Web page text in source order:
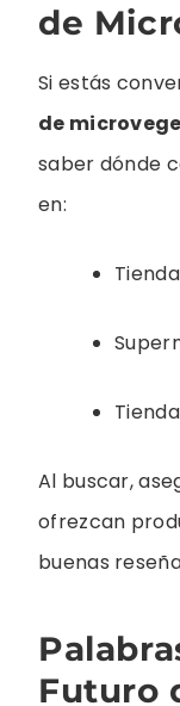
de
Si estás
de
saber dónde
en:
Al buscar,
ofrezcan
buenas
Futuro